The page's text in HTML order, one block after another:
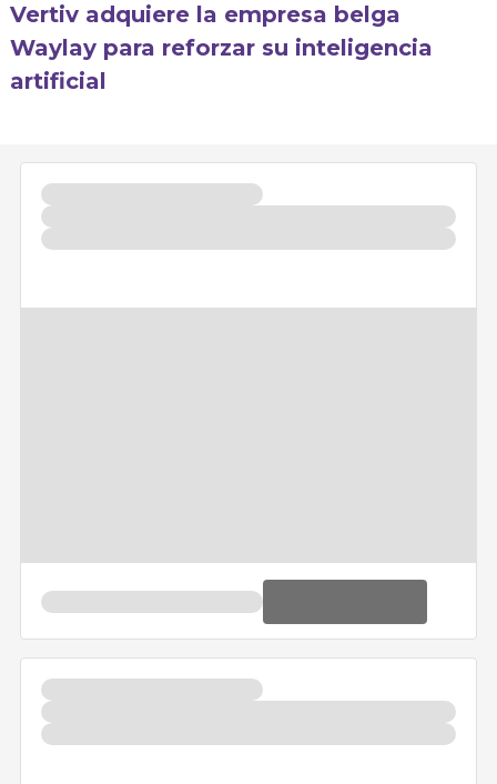
Vertiv adquiere la empresa belga
Waylay para reforzar su inteligencia
artificial